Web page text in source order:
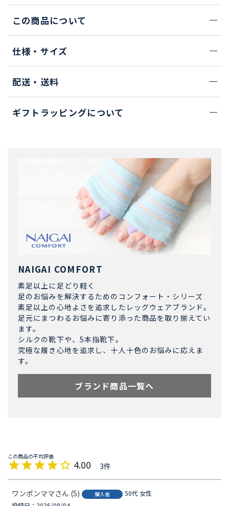
この商品について
仕様・サイズ
配送・送料
ギフトラッピングについて
NAIGAI COMFORT
素足以上に足どり軽く
足のお悩みを解決するためのコンフォート・シリーズ
素足以上の心地よさを追求したレッグウェアブランド。
足元にまつわるお悩みに寄り添った商品を取り揃えてい
ます。
シルクの靴下や、5本指靴下。
究極な履き心地を追求し、十人十色のお悩みに応えま
す。
ブランド商品一覧へ
4.00 3
ワンポンママ 5 購入者 50代 女性